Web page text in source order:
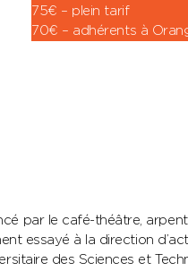
75€ – plein tarif
70€ – adhérents à
par le café-théâtre,
essayé à la direction
des Sciences et